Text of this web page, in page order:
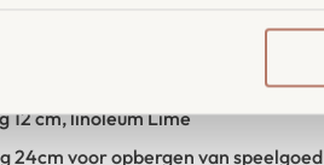
24 cm, linoleum Lime
12 cm, linoleum Lime
24cm voor opbergen van speelgoed